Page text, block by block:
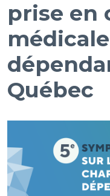
prise en
Québec